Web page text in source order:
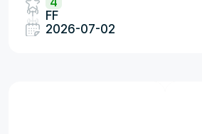
FF
2026-07-02